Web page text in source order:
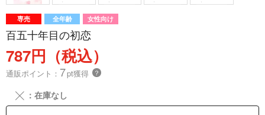
専売 全年齢 女性向け
百五十年目の初恋
787円（税込）
通販ポイント： 7pt獲得 ？
╳ ：在庫なし